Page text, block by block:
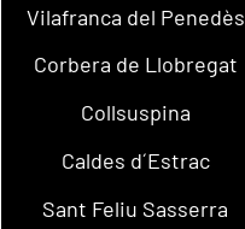
Vilafranca del Penedès
Corbera de Llobregat
Collsuspina
Caldes d´Estrac
Sant Feliu Sasserra